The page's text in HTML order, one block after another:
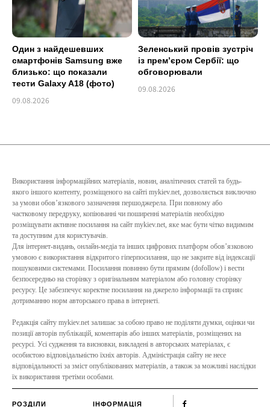
Один з найдешевших
смартфонів Samsung вже
близько: що показали
тести Galaxy A18 (фото)
09.08.2026
Зеленський провів зустріч
із прем’єром Сербії: що
обговорювали
09.08.2026
Використання інформаційних матеріалів, новин, аналітичних статей та будь-
якого іншого контенту, розміщеного на сайті mykiev.net, дозволяється виключно
за умови обов’язкового зазначення першоджерела. При повному або
частковому передруку, копіюванні чи поширенні матеріалів необхідно
розміщувати активне посилання на сайт mykiev.net, яке має бути чітко видимим
та доступним для користувачів.
Для інтернет-видань, онлайн-медіа та інших цифрових платформ обов’язковою
умовою є використання відкритого гіперпосилання, що не закрите від індексації
пошуковими системами. Посилання повинно бути прямим (dofollow) і вести
безпосередньо на сторінку з оригінальним матеріалом або головну сторінку
ресурсу. Це забезпечує коректне посилання на джерело інформації та сприяє
дотриманню норм авторського права в інтернеті.
Редакція сайту mykiev.net залишає за собою право не поділяти думки, оцінки чи
позиції авторів публікацій, коментарів або інших матеріалів, розміщених на
ресурсі. Усі судження та висновки, викладені в авторських матеріалах, є
особистою відповідальністю їхніх авторів. Адміністрація сайту не несе
відповідальності за зміст опублікованих матеріалів, а також за можливі наслідки
їх використання третіми особами.
РОЗДІЛИ ІНФОРМАЦІЯ